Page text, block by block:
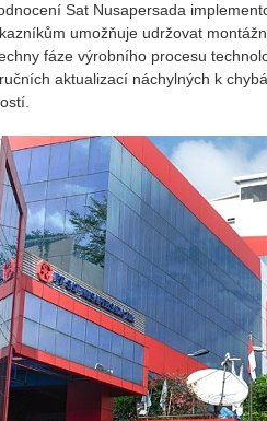
Sat Nu­sa­per­sa­da
umožňuje udr­žo­vat
fáze vý­rob­ní­ho pro­ce­su
ak­tu­a­li­za­cí ná­chyl­ných k